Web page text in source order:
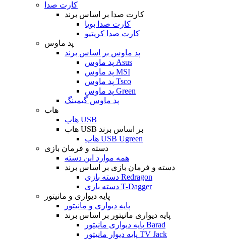
کارت صدا
کارت صدا بر اساس برند
کارت صدا بویا
کارت صدا کریتیو
پد ماوس
پد ماوس بر اساس برند
پد ماوس Asus
پد ماوس MSI
پد ماوس Tsco
پد ماوس Green
پد ماوس گیمینگ
هاب
هاب USB
هاب USB بر اساس برند
هاب USB Ugreen
دسته و فرمان بازی
همه موارد این دسته
دسته و فرمان بازی بر اساس برند
دسته بازی Redragon
دسته بازی T-Dagger
پایه دیواری و مانیتور
پایه دیواری و مانیتور
پایه دیواری مانیتور بر اساس برند
پایه دیواری مانیتور Barad
پایه دیوار مانیتور TV Jack